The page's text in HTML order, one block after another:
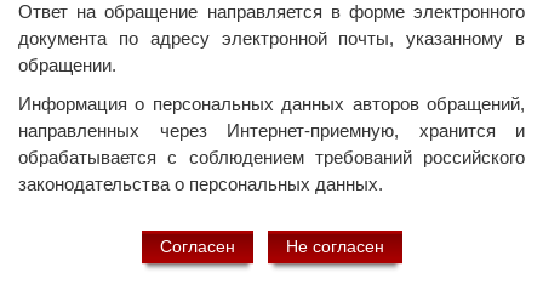
Ответ на обращение направляется в форме электронного
документа по адресу электронной почты, указанному в
обращении.
Информация о персональных данных авторов обращений,
направленных через Интернет-приемную, хранится и
обрабатывается с соблюдением требований российского
законодательства о персональных данных.
Согласен Не согласен